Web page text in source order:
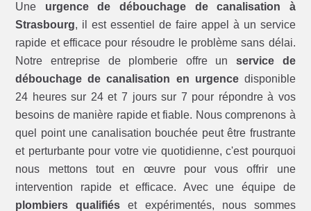
Une urgence de débouchage de canalisation à
Strasbourg, il est essentiel de faire appel à un service
rapide et efficace pour résoudre le problème sans délai.
Notre entreprise de plomberie offre un service de
débouchage de canalisation en urgencedisponible
24 heures sur 24 et 7 jours sur 7 pour répondre à vos
besoins de manière rapide et fiable. Nous comprenons à
quel point une canalisation bouchée peut être frustrante
et perturbante pour votre vie quotidienne, c'est pourquoi
nous mettons tout en œuvre pour vous offrir une
intervention rapide et efficace. Avec une équipe de
plombiers qualifiés et expérimentés, nous sommes